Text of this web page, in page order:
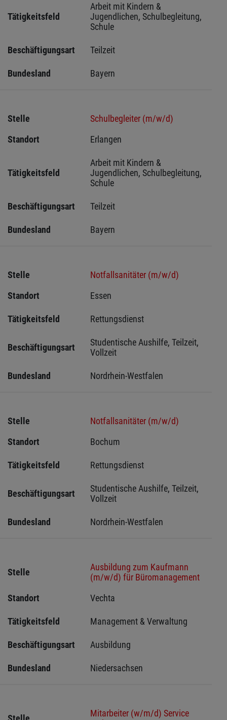
Tätigkeitsfeld
Arbeit mit Kindern &
Jugendlichen, Schulbegleitung,
Schule
Beschäftigungsart Teilzeit
Bundesland Bayern
Stelle
Schulbegleiter (m/w/d)
Standort
Erlangen
Tätigkeitsfeld
Arbeit mit Kindern &
Jugendlichen, Schulbegleitung,
Schule
Beschäftigungsart Teilzeit
Bundesland Bayern
Stelle
Notfallsanitäter (m/w/d)
Standort
Essen
Tätigkeitsfeld Rettungsdienst
Beschäftigungsart
Studentische Aushilfe, Teilzeit,
Vollzeit
Bundesland Nordrhein-Westfalen
Stelle
Notfallsanitäter (m/w/d)
Standort
Bochum
Tätigkeitsfeld Rettungsdienst
Beschäftigungsart
Studentische Aushilfe, Teilzeit,
Vollzeit
Bundesland Nordrhein-Westfalen
Stelle
Ausbildung zum Kaufmann
(m/w/d) für Büromanagement
Standort
Vechta
Tätigkeitsfeld Management & Verwaltung
Beschäftigungsart Ausbildung
Bundesland Niedersachsen
Mitarbeiter (w/m/d) Service